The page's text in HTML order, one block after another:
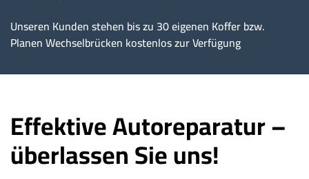
Unseren Kunden stehen bis zu 30 eigenen Koffer bzw.
Planen Wechselbrücken kostenlos zur Verfügung
Effektive Autoreparatur –
überlassen Sie uns!